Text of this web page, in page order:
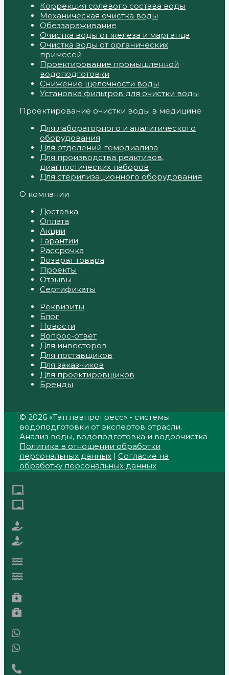
Коррекция солевого состава воды
Механическая очистка воды
Обеззараживание
Очистка воды от железа и марганца
Очистка воды от органических
примесей
Проектирование промышленной
водоподготовки
Снижение щелочности воды
Установка фильтров для очистки воды
Проектирование очистки воды в медицине
Для лабораторного и аналитического
оборудования
Для отделений гемодиализа
Для производства реактивов,
диагностических наборов
Для стерилизационного оборудования
О компании
Доставка
Оплата
Акции
Гарантии
Рассрочка
Возврат товара
Проекты
Отзывы
Сертификаты
Реквизиты
Блог
Новости
Вопрос-ответ
Для инвесторов
Для поставщиков
Для заказчиков
Для проектировщиков
Бренды
© 2026 «Татглавпрогресс» - системы
водоподготовки от экспертов отрасли.
Анализ воды, водоподготовка и водоочистка
Политика в отношении обработки
персональных данных | Согласие на
обработку персональных данных